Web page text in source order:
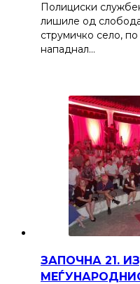
Полициски
лишиле од
струмичко село,
нападнал…
ЗАПОЧНА 21.